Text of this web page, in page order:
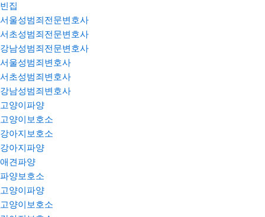
빈집
서울성범죄전문변호사
서초성범죄전문변호사
강남성범죄전문변호사
서울성범죄변호사
서초성범죄변호사
강남성범죄변호사
고양이파양
고양이보호소
강아지보호소
강아지파양
애견파양
파양보호소
고양이파양
고양이보호소